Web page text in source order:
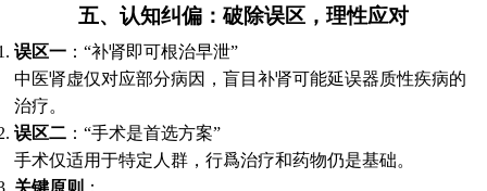
五、认知纠偏：破除误区，理性应对
误区一 ：“补肾即可根治早泄”
中医肾虚仅对应部分病因，盲目补肾可能延误器质性疾病的
治疗。
误区二 ：“手术是首选方案”
手术仅适用于特定人群，行爲治疗和药物仍是基础。